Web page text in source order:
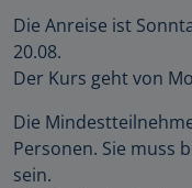
Die Anreise ist
20.08.
Der Kurs geht von
Die
Personen. Sie muss
sein.